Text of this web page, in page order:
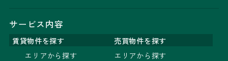
サービス内容
賃貸物件を探す
売買物件を探す
エリアから探す
エリアから探す